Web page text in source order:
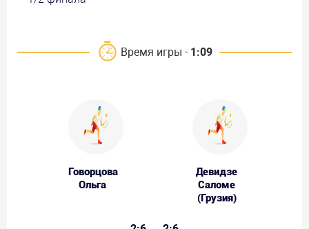
Время игры - 1:09
Говорцова
Ольга
Девидзе
Саломе
(Грузия)